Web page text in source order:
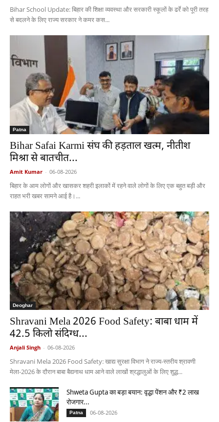
Bihar School Update: बिहार की शिक्षा व्यवस्था और सरकारी स्कूलों के ढर्रे को पूरी तरह
से बदलने के लिए राज्य सरकार ने कमर कस...
Patna
Bihar Safai Karmi संघ की हड़ताल खत्म, नीतीश
मिश्रा से बातचीत...
Amit Kumar - 06-08-2026
बिहार के आम लोगों और खासकर शहरी इलाकों में रहने वाले लोगों के लिए एक बहुत बड़ी और
राहत भरी खबर सामने आई है।...
Deoghar
Shravani Mela 2026 Food Safety: बाबा धाम में
42.5 किलो संदिग्ध...
Anjali Singh - 06-08-2026
Shravani Mela 2026 Food Safety: खाद्य सुरक्षा विभाग ने राज्य-स्तरीय श्रावणी
मेला-2026 के दौरान बाबा बैद्यनाथ धाम आने वाले लाखों श्रद्धालुओं के लिए शुद्ध...
Shweta Gupta का बड़ा बयान: वृद्धा पेंशन और ₹2 लाख
रोजगार...
Patna 06-08-2026